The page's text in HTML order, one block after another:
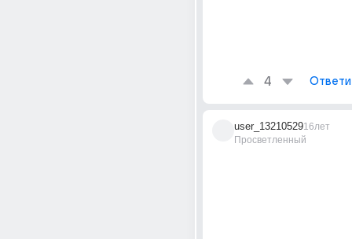
4
user_13210529
Просветленный
16лет